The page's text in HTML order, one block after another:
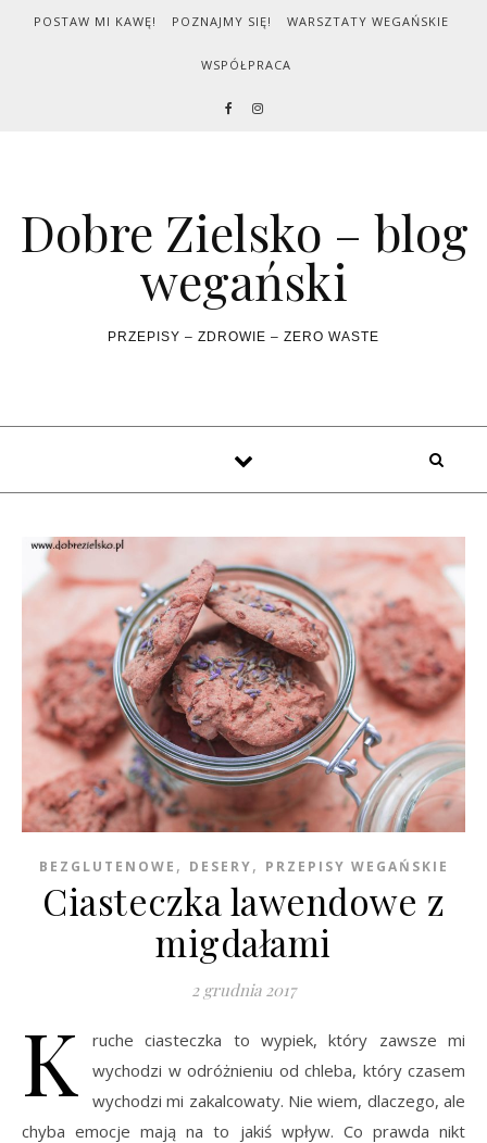
Skip to content
POSTAW MI KAWĘ! POZNAJMY SIĘ! WARSZTATY WEGAŃSKIE
WSPÓŁPRACA
Dobre Zielsko – blog
wegański
PRZEPISY – ZDROWIE – ZERO WASTE
BEZGLUTENOWE , DESERY, PRZEPISY WEGAŃSKIE
Ciasteczka lawendowe z
migdałami
2 grudnia 2017
K
ruche ciasteczka to wypiek, który zawsze mi
wychodzi w odróżnieniu od chleba, który czasem
wychodzi mi zakalcowaty. Nie wiem, dlaczego, ale
chyba emocje mają na to jakiś wpływ. Co prawda nikt